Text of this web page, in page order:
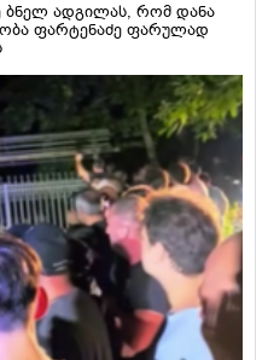
ბნელ ადგილას, რომ დანა
ფარტენაძე ფარულად